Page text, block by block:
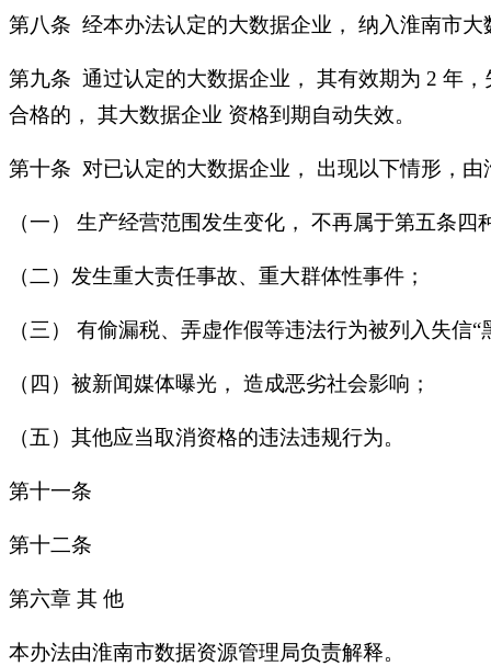
第八条 经本办法认定的大数据企业， 纳入淮南市
第九条 通过认定的大数据企业， 其有效期为 2 年
合格的， 其大数据企业 资格到期自动失效。
第十条 对已认定的大数据企业， 出现以下情形，
（一） 生产经营范围发生变化， 不再属于第五条四
（二）发生重大责任事故、重大群体性事件；
（三） 有偷漏税、弄虚作假等违法行为被列入失信“
（四）被新闻媒体曝光， 造成恶劣社会影响；
（五）其他应当取消资格的违法违规行为。
第十一条
第十二条
第六章 其 他
本办法由淮南市数据资源管理局负责解释。